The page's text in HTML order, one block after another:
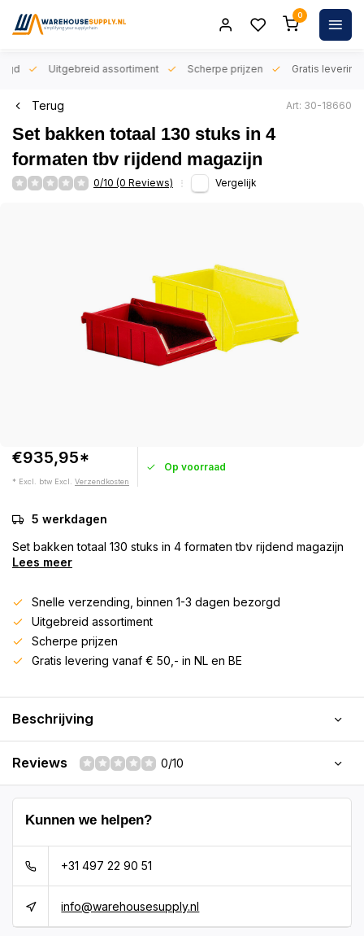
0
Uitgebreid assortiment Scherpe prijzen Gratis levering
Terug Art: 30-18660
Set bakken totaal 130 stuks in 4
formaten tbv rijdend magazijn
0/10 (0 Reviews) Vergelijk
€935,95*
* Excl. btw Excl. Verzendkosten
Op voorraad
5 werkdagen
Set bakken totaal 130 stuks in 4 formaten tbv rijdend magazijn
Lees meer
Snelle verzending, binnen 1-3 dagen bezorgd
Uitgebreid assortiment
Scherpe prijzen
Gratis levering vanaf € 50,- in NL en BE
Beschrijving
Reviews 0/10
Kunnen we helpen?
+31 497 22 90 51
info@warehousesupply.nl